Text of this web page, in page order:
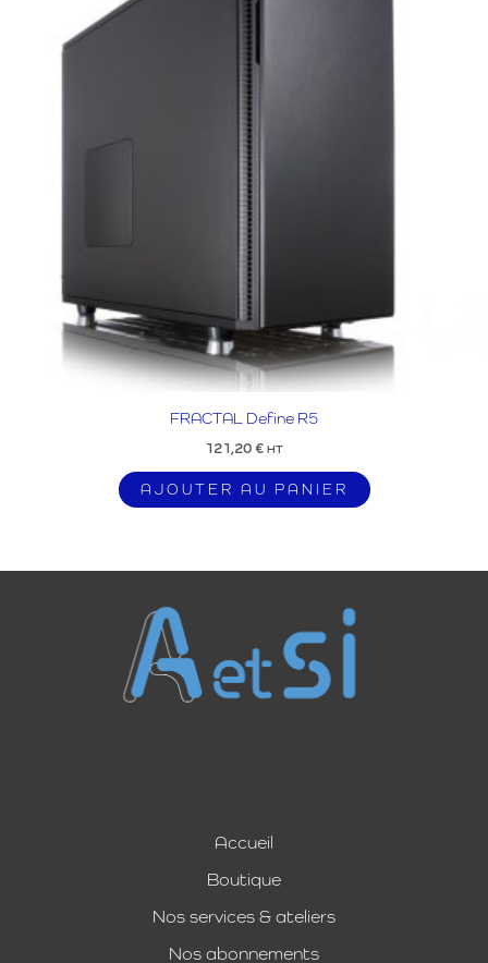
FRACTAL Define R5
121,20 € HT
AJOUTER AU PANIER
Accueil
Boutique
Nos services & ateliers
Nos abonnements